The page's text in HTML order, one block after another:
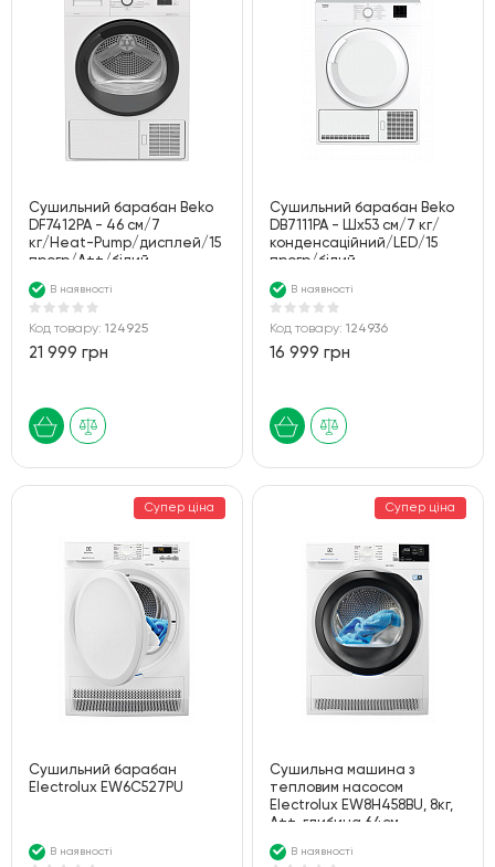
Сушильний барабан Beko
DF7412PA - 46 см/7
кг/Heat-Pump/дисплей/15
прогр/A++/білий
В наявності
Код товару: 124925
21 999 грн
Сушильний барабан Beko
DB7111PA - Шх53 см/7 кг/
конденсаційний/LED/15
прогр/білий
В наявності
Код товару:124936
16 999 грн
Супер ціна
Сушильний барабан
Electrolux EW6C527PU
В наявності
Супер ціна
Сушильна машина з
тепловим насосом
Electrolux EW8H458BU, 8кг,
A++, глибина 64см,
В наявності